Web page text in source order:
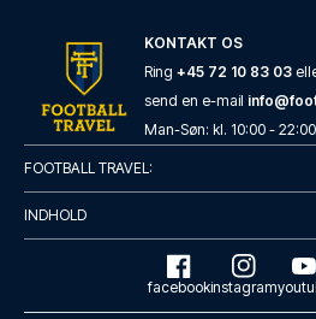
ibis London City - Shoreditch
Fra ibis London City - Shoredi...
LÆS MERE OM HOTELLET
KONTAKT OS
Ring +45 72 10 83 03
send en e-mail
Man-Søn: kl. 10:00 - 22:00
FOOTBALL TRAVEL:
INDHOLD
facebookinstagram